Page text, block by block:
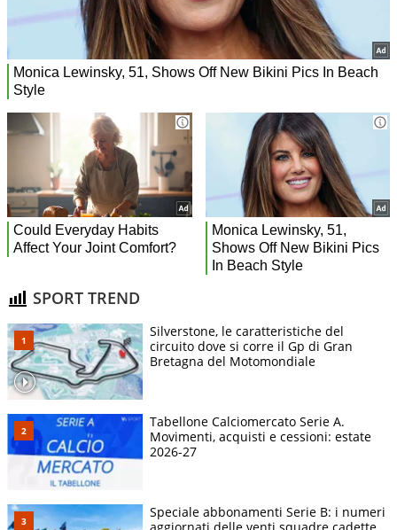
SPORT TREND
Silverstone, le caratteristiche del
circuito dove si corre il Gp di Gran
Bretagna del Motomondiale
Tabellone Calciomercato Serie A.
Movimenti, acquisti e cessioni: estate
2026-27
Speciale abbonamenti Serie B: i numeri
aggiornati delle venti squadre cadette